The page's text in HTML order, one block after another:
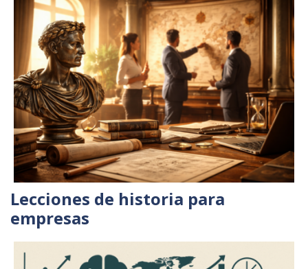
Lecciones de historia para
empresas